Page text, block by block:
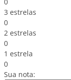
0
3 estrelas
0
2 estrelas
0
1 estrela
0
Sua nota: